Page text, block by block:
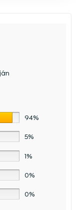
94%
5%
1%
0%
0%